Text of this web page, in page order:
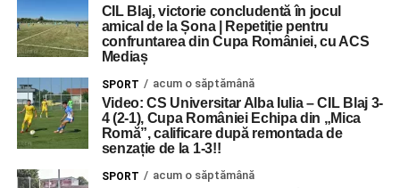
CIL Blaj, victorie concludentă în jocul
amical de la Șona | Repetiție pentru
confruntarea din Cupa României, cu ACS
Mediaș
SPORT acum o săptămână
Video: CS Universitar Alba Iulia – CIL Blaj 3-
4 (2-1), Cupa României Echipa din „Mica
Romă”, calificare după remontada de
senzație de la 1-3!!
SPORT acum o săptămână